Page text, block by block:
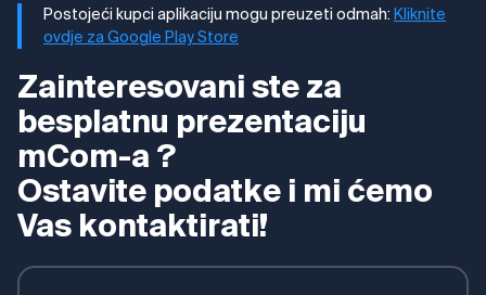
Postojeći kupci aplikaciju mogu preuzeti odmah: Kliknite
ovdje za Google Play Store
Zainteresovani ste za
besplatnu prezentaciju
mCom-a ?
Ostavite podatke i mi ćemo
Vas kontaktirati!